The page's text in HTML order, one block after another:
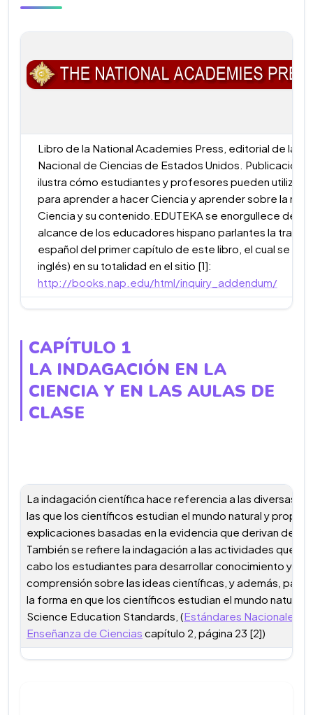
Libro de la National Academies Press, editorial de la
Nacional de Ciencias de Estados Unidos. Publicación
ilustra cómo estudiantes y profesores pueden utilizar
para aprender a hacer Ciencia y aprender sobre la
Ciencia y su contenido.EDUTEKA se enorgullece de
alcance de los educadores hispano parlantes la
español del primer capítulo de este libro, el cual se
inglés) en su totalidad en el sitio [1]:
http://books.nap.edu/html/inquiry_addendum/
CAPÍTULO 1
LA INDAGACIÓN EN LA
CIENCIA Y EN LAS AULAS DE
CLASE
La indagación científica hace referencia a las diversas
las que los científicos estudian el mundo natural y
explicaciones basadas en la evidencia que derivan de su
También se refiere la indagación a las actividades que
cabo los estudiantes para desarrollar conocimiento y
comprensión sobre las ideas científicas, y además, para
la forma en que los científicos estudian el mundo natural.
Science Education Standards, (Estándares Nacionales
Enseñanza de Ciencias capítulo 2, página 23 [2])